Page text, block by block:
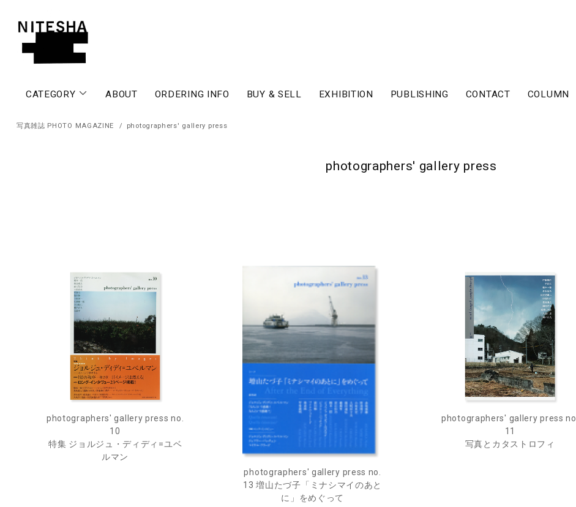
CATEGORY ABOUT ORDERING INFO BUY & SELL EXHIBITION PUBLISHING CONTACT COLUMN
写真雑誌 PHOTO MAGAZINE / photographers' gallery press
photographers' gallery press
photographers' gallery press no.
10
特集 ジョルジュ・ディディ=ユベ
ルマン
photographers' gallery press no.
13 増山たづ子「ミナシマイのあと
に」をめぐって
photographers' gallery press no.
11
写真とカタストロフィ